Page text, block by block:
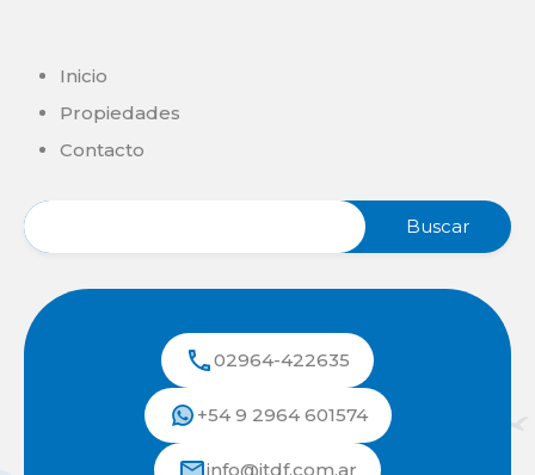
Inicio
Propiedades
Contacto
02964-422635
+54 9 2964 601574
info@itdf.com.ar